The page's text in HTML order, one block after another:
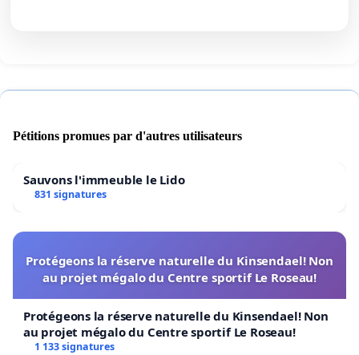
Pétitions promues par d'autres utilisateurs
Sauvons l'immeuble le Lido
831 signatures
Protégeons la réserve naturelle du Kinsendael! Non
au projet mégalo du Centre sportif Le Roseau!
Protégeons la réserve naturelle du Kinsendael! Non
au projet mégalo du Centre sportif Le Roseau!
1 133 signatures